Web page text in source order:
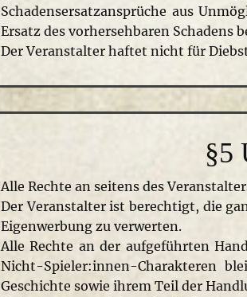
Schadensersatzansprüche aus
Ersatz des vorhersehbaren Schadens
Der Veranstalter haftet nicht für
§5
Alle Rechte an seitens des
Der Veranstalter ist berechtigt, die
Eigenwerbung zu verwerten.
Alle Rechte an der aufgeführten
Nicht-Spieler:innen-Charakteren
Geschichte sowie ihrem Teil der